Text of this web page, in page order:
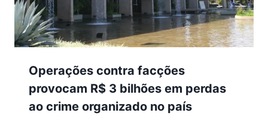
Operações contra facções
provocam R$ 3 bilhões em perdas
ao crime organizado no país